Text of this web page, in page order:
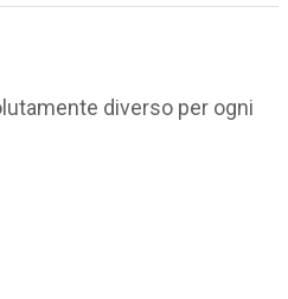
diverso per ogni